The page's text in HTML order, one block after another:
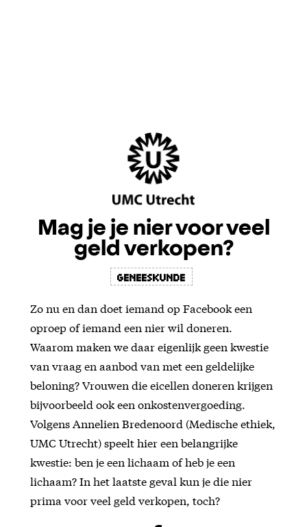
Mag je je nier voor veel
geld verkopen?
Geneeskunde
Zo nu en dan doet iemand op Facebook een
oproep of iemand een nier wil doneren.
Waarom maken we daar eigenlijk geen kwestie
van vraag en aanbod van met een geldelijke
beloning? Vrouwen die eicellen doneren krijgen
bijvoorbeeld ook een onkostenvergoeding.
Volgens Annelien Bredenoord (Medische ethiek,
UMC Utrecht) speelt hier een belangrijke
kwestie: ben je een lichaam of heb je een
lichaam? In het laatste geval kun je die nier
prima voor veel geld verkopen, toch?